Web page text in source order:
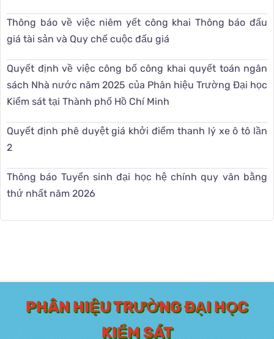
Thông báo về việc niêm yết công khai Thông báo đấu
giá tài sản và Quy chế cuộc đấu giá
Quyết định về việc công bố công khai quyết toán ngân
sách Nhà nước năm 2025 của Phân hiệu Trường Đại học
Kiểm sát tại Thành phố Hồ Chí Minh
Quyết định phê duyệt giá khởi điểm thanh lý xe ô tô lần
2
Thông báo Tuyển sinh đại học hệ chính quy văn bằng
thứ nhất năm 2026
PHÂN HIỆU TRƯỜNG ĐẠI HỌC
KIỂM SÁT